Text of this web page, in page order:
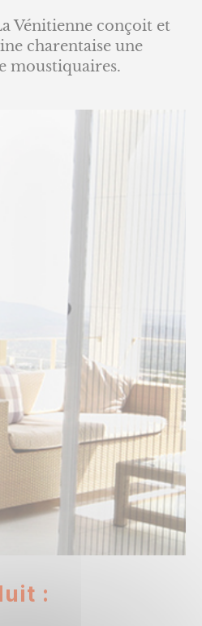
Vénitienne conçoit et
charentaise une
moustiquaires.
: